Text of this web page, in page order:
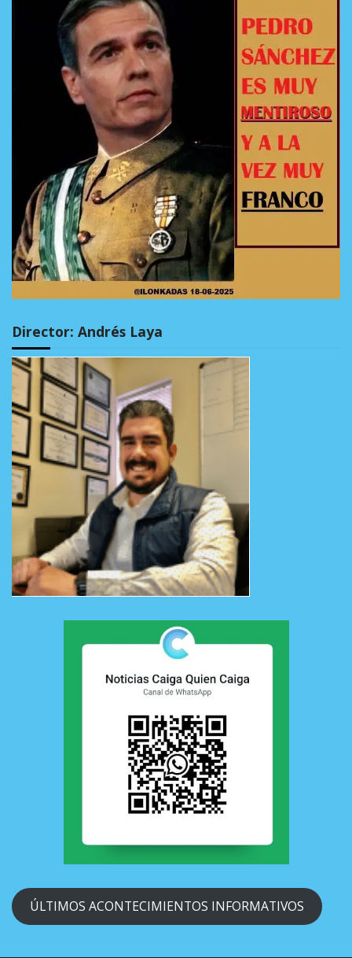
Director: Andrés Laya
ÚLTIMOS ACONTECIMIENTOS INFORMATIVOS